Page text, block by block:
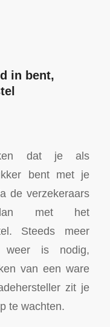
in bent,
dat je als
bent met je
de verzekeraars
dan met het
Steeds meer
weer is nodig,
van een ware
zit je
te wachten.